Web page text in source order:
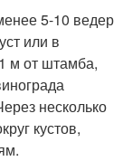
5-10 ведер
или в
м от штамба,
несколько
кустов,